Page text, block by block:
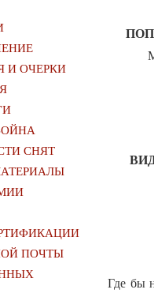
Где бы
И ОЧЕРКИ
СНЯТ
ПОЧТЫ